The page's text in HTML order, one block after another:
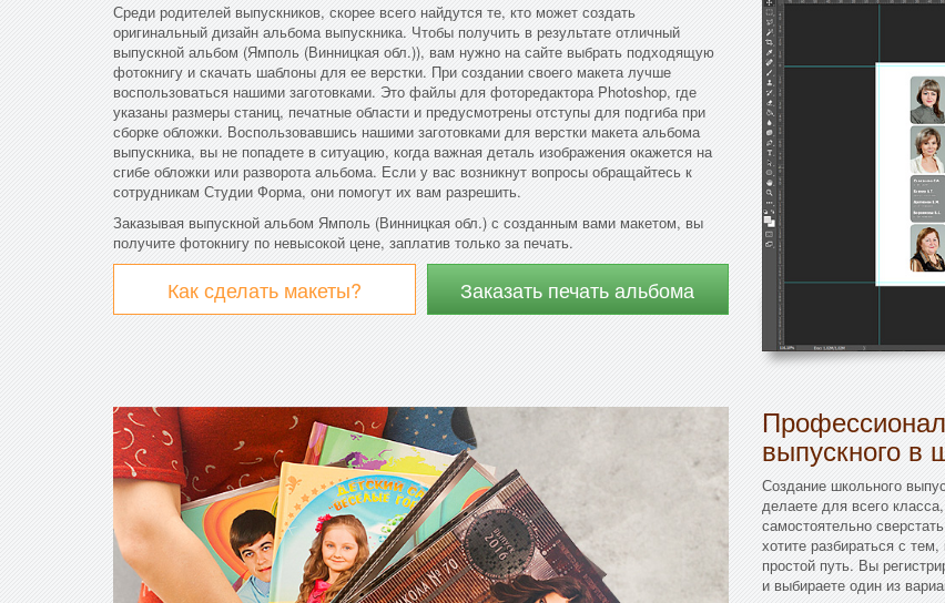
Среди родителей выпускников, скорее всего найдутся те, кто может создать
оригинальный дизайн альбома выпускника. Чтобы получить в результате отличный
выпускной альбом (Ямполь (Винницкая обл.)), вам нужно на сайте выбрать подходящую
фотокнигу и скачать шаблоны для ее верстки. При создании своего макета лучше
воспользоваться нашими заготовками. Это файлы для фоторедактора Photoshop, где
указаны размеры станиц, печатные области и предусмотрены отступы для подгиба при
сборке обложки. Воспользовавшись нашими заготовками для верстки макета альбома
выпускника, вы не попадете в ситуацию, когда важная деталь изображения окажется на
сгибе обложки или разворота альбома. Если у вас возникнут вопросы обращайтесь к
сотрудникам Студии Форма, они помогут их вам разрешить.
Заказывая выпускной альбом Ямполь (Винницкая обл.) с созданным вами макетом, вы
получите фотокнигу по невысокой цене, заплатив только за печать.
Как сделать макеты? Заказать печать альбома
выпускного в
Создание школьного
делаете для всего
самостоятельно
хотите разбираться с
простой путь. Вы
и выбираете один из